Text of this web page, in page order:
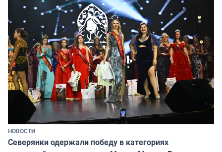
НОВОСТИ
Северянки одержали победу в категориях